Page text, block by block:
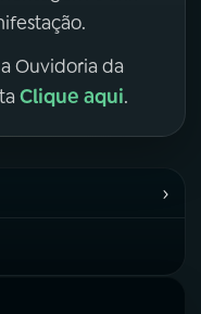
Ouvidoria da
Clique aqui.
›